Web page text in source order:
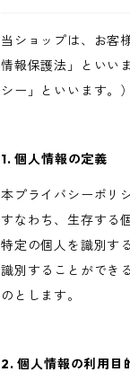
当ショップは、お客
情報保護法」といい
シー」といいます。
1. 個人情報の定義
本プライバシーポリ
すなわち、生存する
特定の個人を識別す
識別することができ
のとします。
2. 個人情報の利用目